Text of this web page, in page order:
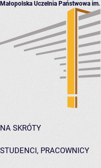
Małopolska Uczelnia Państwowa
NA SKRÓTY
STUDENCI, PRACOWNICY